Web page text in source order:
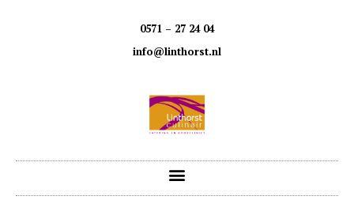
0571 – 27 24 04
info@linthorst.nl